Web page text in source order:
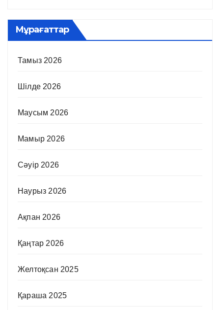
Мұрағаттар
Тамыз 2026
Шілде 2026
Маусым 2026
Мамыр 2026
Сәуір 2026
Наурыз 2026
Ақпан 2026
Қаңтар 2026
Желтоқсан 2025
Қараша 2025